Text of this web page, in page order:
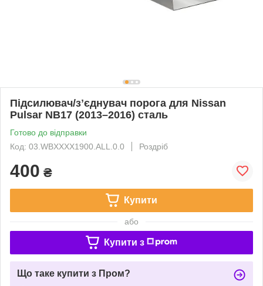
Підсилювач/зʼєднувач порога для Nissan
Pulsar NB17 (2013–2016) сталь
Готово до відправки
Код: 03.WBXXXX1900.ALL.0.0
Роздріб
400 ₴
Купити
або
Купити з
Що таке купити з Пром?